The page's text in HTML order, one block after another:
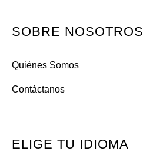
SOBRE NOSOTROS
Quiénes Somos
Contáctanos
ELIGE TU IDIOMA